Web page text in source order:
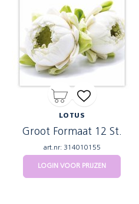
LOTUS
Groot Formaat 12 St.
art.nr: 314010155
LOGIN VOOR PRIJZEN